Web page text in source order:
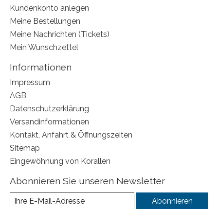
Kundenkonto anlegen
Meine Bestellungen
Meine Nachrichten (Tickets)
Mein Wunschzettel
Informationen
Impressum
AGB
Datenschutzerklärung
Versandinformationen
Kontakt, Anfahrt & Öffnungszeiten
Sitemap
Eingewöhnung von Korallen
Abonnieren Sie unseren Newsletter
Abonnieren